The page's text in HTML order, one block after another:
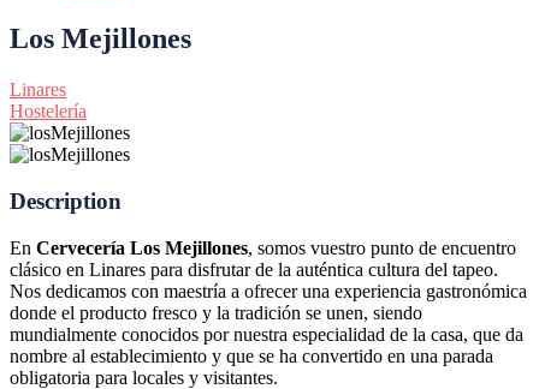
Los Mejillones
Linares
Hostelería
Description
En Cervecería Los Mejillones, somos vuestro punto de encuentro
clásico en Linares para disfrutar de la auténtica cultura del tapeo.
Nos dedicamos con maestría a ofrecer una experiencia gastronómica
donde el producto fresco y la tradición se unen, siendo
mundialmente conocidos por nuestra especialidad de la casa, que da
nombre al establecimiento y que se ha convertido en una parada
obligatoria para locales y visitantes.